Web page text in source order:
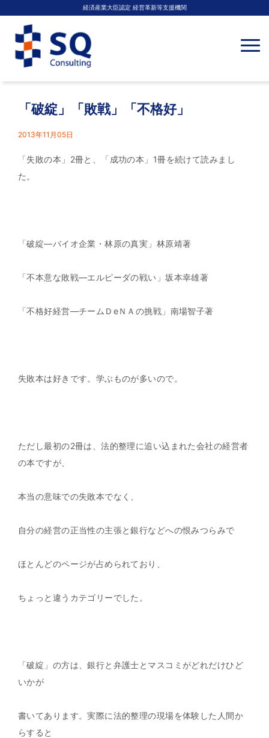
経済産業大臣認定 経営革新等支援機関
N
a
g
「破綻」「敗戦」「不格好」
2013年11月05日
「失敗の本」2冊と、「成功の本」1冊を続けて読みまし
た。
「破綻―バイオ企業・林原の真実」林原靖著
「不本意な敗戦―エルピーダの戦い」坂本幸雄著
「不格好経営―チームＤeＮＡの挑戦」南場智子著
失敗本は好きです。学ぶものが多いので。
ただし最初の2冊は、法的整理に追い込まれた会社の経営者
の本ですが、
本当の意味での失敗本でなく、
自分の経営の正当性の主張と銀行などへの恨みつらみで
ほとんどのページが占められており、
ちょっと違うカテゴリーでした。
「破綻」の方は、銀行と弁護士とマスコミがどれだけひど
いかが
書いてあります。実際に法的整理の現場を体験した人間か
らすると